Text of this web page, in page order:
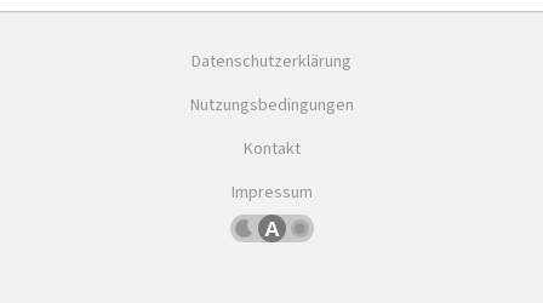
Datenschutzerklärung
Nutzungsbedingungen
Kontakt
Impressum
DunklesBetriebssystemeinstellung
Helles